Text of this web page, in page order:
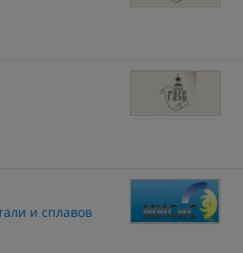
и сплавов